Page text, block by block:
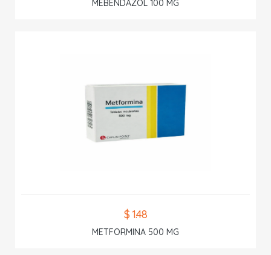
MEBENDAZOL 100 MG
$ 1.48
METFORMINA 500 MG